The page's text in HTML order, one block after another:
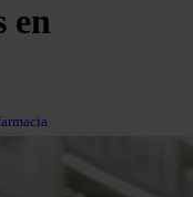
en